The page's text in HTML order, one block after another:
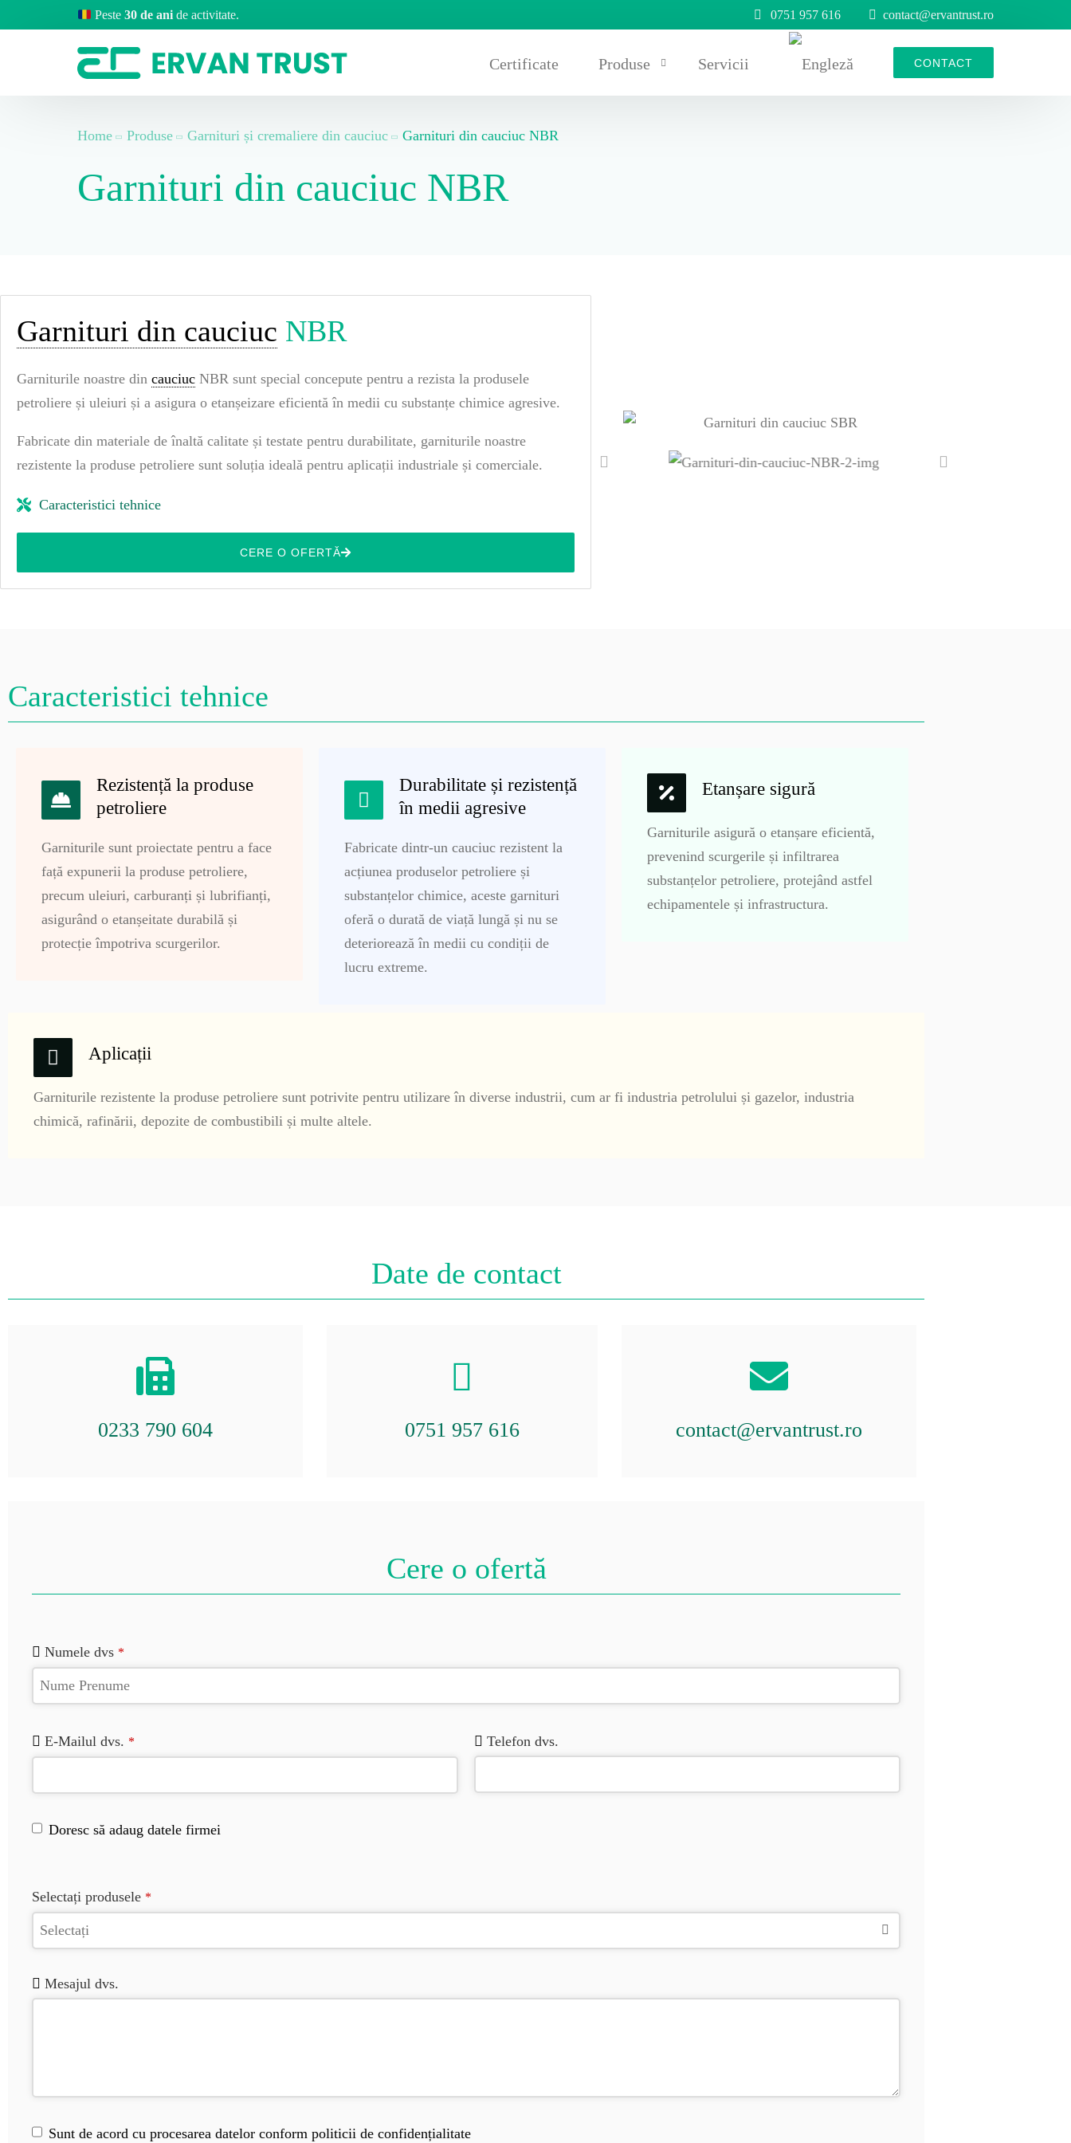
Peste30 de anide activitate. 0751 957 616 contact@ervantrust.ro
Certificate Produse Servicii CONTACT
Home Produse Garnituri și cremaliere din cauciuc Garnituri din cauciuc NBR
Garnituri din cauciuc NBR
Garnituri din cauciuc NBR
Garniturile noastre din cauciuc NBR sunt special concepute pentru a rezista la produsele
petroliere și uleiuri și a asigura o etanșeizare eficientă în medii cu substanțe chimice agresive.
Fabricate din materiale de înaltă calitate și testate pentru durabilitate, garniturile noastre
rezistente la produse petroliere sunt soluția ideală pentru aplicații industriale și comerciale.
Caracteristici tehnice
CERE O OFERTĂ
Caracteristici tehnice
Rezistență la produse
petroliere
Garniturile sunt proiectate pentru a face
față expunerii la produse petroliere,
precum uleiuri, carburanți și lubrifianți,
asigurând o etanșeitate durabilă și
protecție împotriva scurgerilor.
Durabilitate și rezistență
în medii agresive
Fabricate dintr-un cauciuc rezistent la
acțiunea produselor petroliere și
substanțelor chimice, aceste garnituri
oferă o durată de viață lungă și nu se
deteriorează în medii cu condiții de
lucru extreme.
Etanșare sigură
Garniturile asigură o etanșare eficientă,
prevenind scurgerile și infiltrarea
substanțelor petroliere, protejând astfel
echipamentele și infrastructura.
Aplicații
Garniturile rezistente la produse petroliere sunt potrivite pentru utilizare în diverse industrii, cum ar fi industria petrolului și gazelor, industria
chimică, rafinării, depozite de combustibili și multe altele.
Date de contact
0233 790 604 0751 957 616 contact@ervantrust.ro
Cere o ofertă
URL *
Numele dvs *
E-Mailul dvs. * Telefon dvs.
Doresc să adaug datele firmei
Selectați produsele *
Mesajul dvs.
Sunt de acord cu procesarea datelor conform politicii de confidențialitate